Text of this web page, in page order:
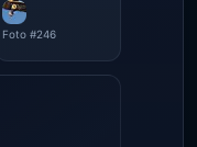
Foto #246